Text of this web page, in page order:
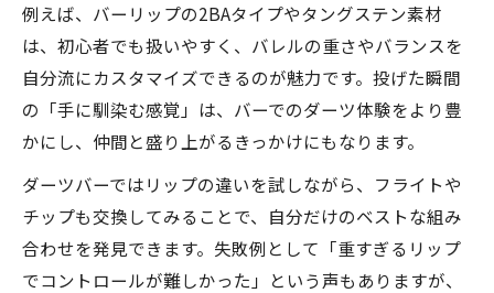
感
チップの種類でバーリップの印象が変わる
バーリップとフライトのこだわり活用術
バーリップとフライトの相性で投げ心地が
フライト選びがバーリップの性能を引き出
す
バーリップ用バーフライトの特徴と使い方
例えば、バーリップの2BAタイプやタングステン素材
は、初心者でも扱いやすく、バレルの重さやバランスを
自分流にカスタマイズできるのが魅力です。投げた瞬間
の「手に馴染む感覚」は、バーでのダーツ体験をより豊
かにし、仲間と盛り上がるきっかけにもなります。
ダーツバーではリップの違いを試しながら、フライトや
チップも交換してみることで、自分だけのベストな組み
合わせを発見できます。失敗例として「重すぎるリップ
でコントロールが難しかった」という声もありますが、